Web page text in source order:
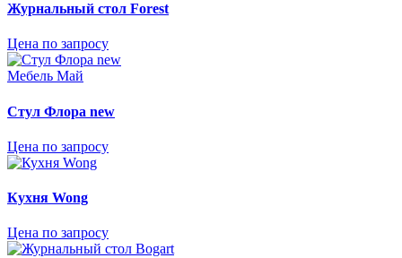
Журнальный стол Forest
Цена по запросу
Мебель Май
Стул Флора new
Цена по запросу
Кухня Wong
Цена по запросу